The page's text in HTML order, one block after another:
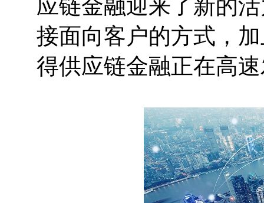
应链金融迎来了新的
接面向客户的方式，
得供应链金融正在高